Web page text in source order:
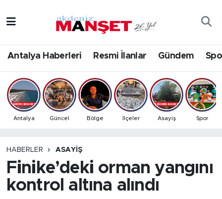
Antalya Haberleri Resmi İlanlar Gündem
Antalya Güncel Bölge İlçeler Asayiş Spor
HABERLER ASAYIŞ
Finike’deki orman yangını
kontrol altına alındı
Bilim & Teknoloji
Eğitim
Ekonomi
Gündem
İlçeler
Antalya Hava Durumu
Antalya Namaz Vakitleri
Antalya Trafik Yoğunluk Haritası
Tüm Manşetler
Son Dakika Haberleri